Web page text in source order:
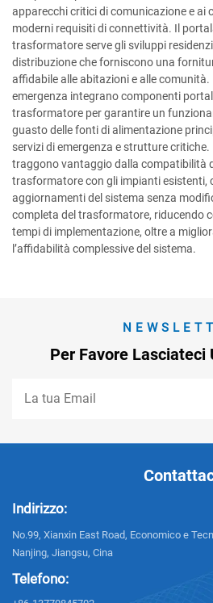
apparecchi critici di comunicazione e ai
moderni requisiti di connettività. Il
trasformatore serve gli sviluppi
distribuzione che forniscono una
affidabile alle abitazioni e alle
emergenza integrano componenti
trasformatore per garantire un
guasto delle fonti di alimentazione
servizi di emergenza e strutture
traggono vantaggio dalla compatibilità
trasformatore con gli impianti esistenti,
aggiornamenti del sistema senza
completa del trasformatore, riducendo
tempi di implementazione, oltre a
l’affidabilità complessive del sistema.
Per Favore Lasciateci
Indirizzo:
No.99, Xianxin East Road, Economico e
Nanjing, Jiangsu, Cina
Telefono: